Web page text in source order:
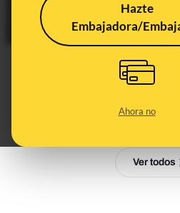
Hazte
Embajadora/
Ahora no
Querido Sancho
piratas atribuida a
aparece en 'El Quijote'
Ver todos